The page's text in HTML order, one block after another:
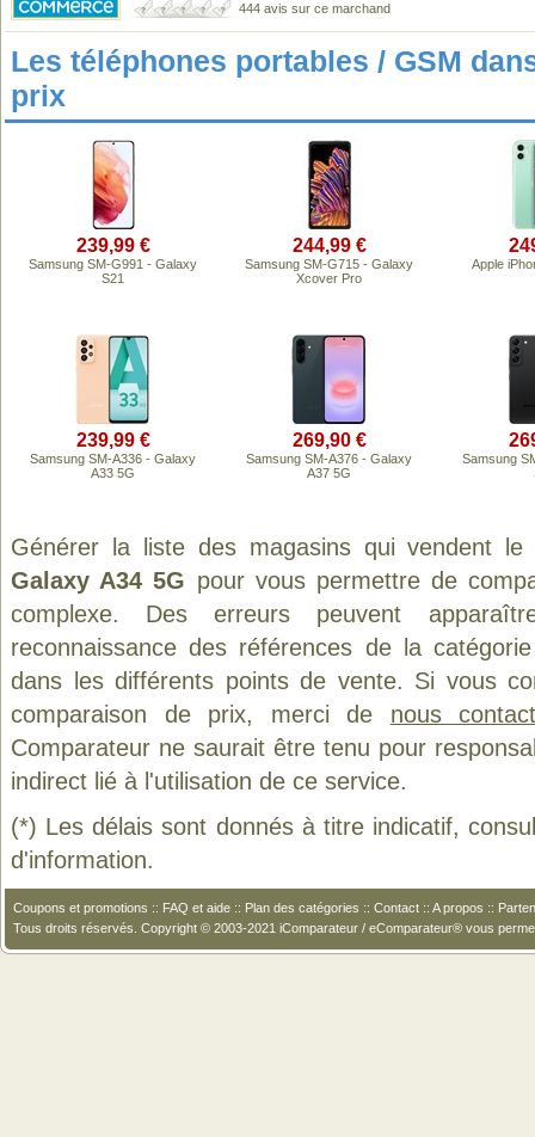
444 avis sur ce marchand
Les téléphones portables / GSM
prix
239,99 €
Samsung SM-G991 - Galaxy
S21
244,99 €
Samsung SM-G715 - Galaxy
Xcover Pro
Apple
239,99 €
Samsung SM-A336 - Galaxy
A33 5G
269,90 €
Samsung SM-A376 - Galaxy
A37 5G
Samsung
Générer la liste des magasins qui vendent
Galaxy A34 5G pour vous permettre de
complexe. Des erreurs peuvent
reconnaissance des références de la
dans les différents points de vente. Si vous
comparaison de prix, merci de nous
Comparateur ne saurait être tenu pour
indirect lié à l'utilisation de ce service.
(*) Les délais sont donnés à titre indicatif,
d'information.
Coupons et promotions :: FAQ et aide :: Plan des catégories :: Contact :: A propos ::
Tous droits réservés. Copyright © 2003-2021 iComparateur / eComparateur® vous